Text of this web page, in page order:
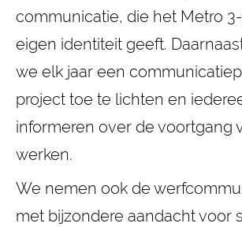
communicatie, die het Metro
eigen identiteit geeft.
we elk jaar een
project toe te lichten en
informeren over de voortgang
werken.
We nemen ook de
met bijzondere aandacht voor